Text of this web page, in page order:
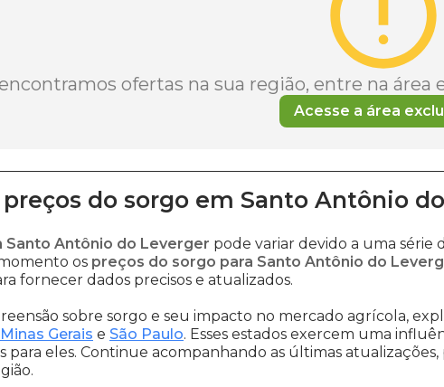
ofertas na sua região, entre na área
Acesse a área
preços do sorgo em Santo Antônio
Antônio do Leverger pode variar devido a uma série
os preços do sorgo para Santo Antônio do
fornecer dados precisos e atualizados.
sobre sorgo e seu impacto no mercado agrícola,
Minas Gerais e São Paulo. Esses estados exercem uma
para eles. Continue acompanhando as últimas